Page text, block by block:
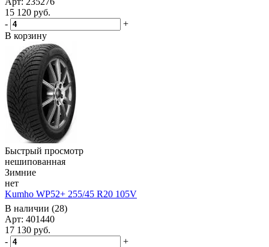
15 120 руб.
-
+
В корзину
Быстрый просмотр
нешипованная
Зимние
нет
Kumho WP52+ 255/45 R20 105V
В наличии (28)
Арт: 401440
17 130 руб.
-
+